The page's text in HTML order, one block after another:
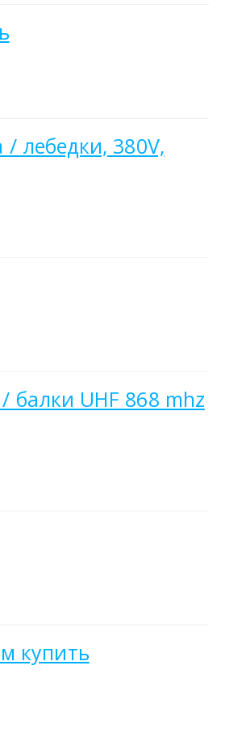
лебедки, 380V,
UHF 868 mhz
купить